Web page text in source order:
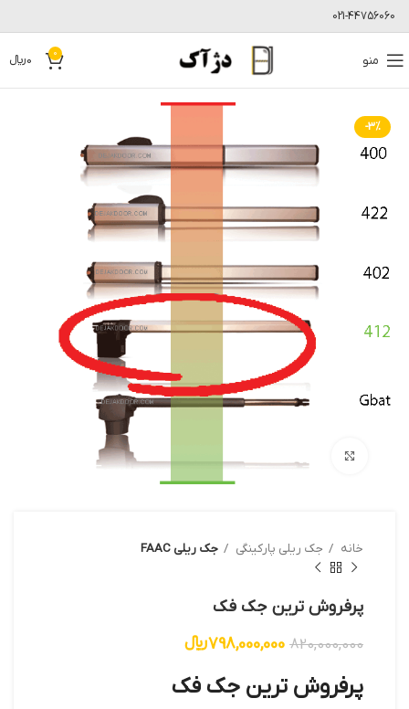
021-44756060
منو 0
0﷼
-3%
خانه جک ریلی پارکینگی جک ریلی FAAC
پرفروش ترین جک فک
820,000,000
798,000,000﷼
پرفروش ترین جک فک